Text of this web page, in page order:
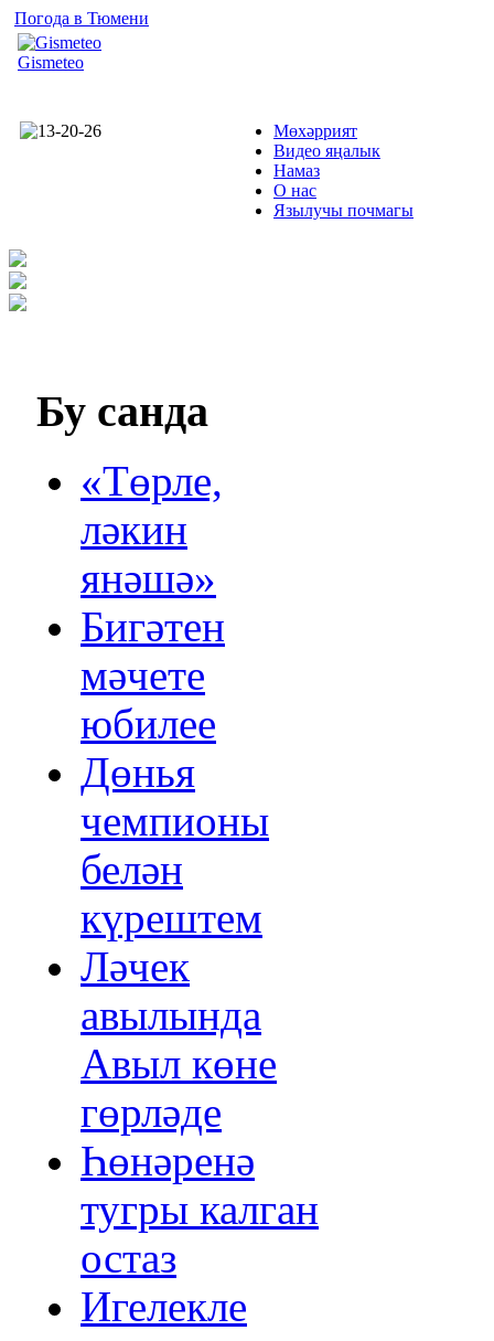
Погода в Тюмени
Gismeteo
Мөхәррият
Видео яңалык
Намаз
О нас
Язылучы почмагы
Бу санда
«Төрле,
ләкин
янәшә»
Бигәтен
мәчете
юбилее
Дөнья
чемпионы
белән
күрештем
Ләчек
авылында
Авыл көне
гөрләде
Һөнәренә
тугры калган
остаз
Игелекле